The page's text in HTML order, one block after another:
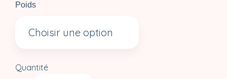
Poids
Quantité